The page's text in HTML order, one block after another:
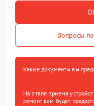
Вопросы
Какие документы вы
На этапе приема
ремонт вам будет